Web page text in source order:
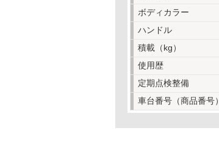
ボディカラー
ハンドル
積載（kg）
使用歴
定期点検整備
車台番号（商品番号）